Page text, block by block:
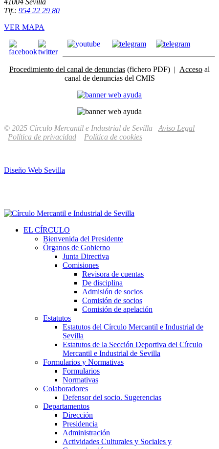
41004 Sevilla
Tlf.: 954 22 29 80
VER MAPA
Procedimiento del canal de denuncias (fichero PDF) | Acceso al
canal de denuncias del CMIS
© 2025 Círculo Mercantil e Industrial de Sevilla Aviso Legal
Política de privacidad
Política de cookies
Diseño Web Sevilla
EL CÍRCULO
Bienvenida del Presidente
Órganos de Gobierno
Junta Directiva
Comisiones
Revisora de cuentas
De disciplina
Admisión de socios
Comisión de socios
Comisión de apelación
Estatutos
Estatutos del Círculo Mercantil e Industrial de
Sevilla
Estatutos de la Sección Deportiva del Círculo
Mercantil e Industrial de Sevilla
Formularios y Normativas
Formularios
Normativas
Colaboradores
Defensor del socio. Sugerencias
Departamentos
Dirección
Presidencia
Administración
Actividades Culturales y Sociales y